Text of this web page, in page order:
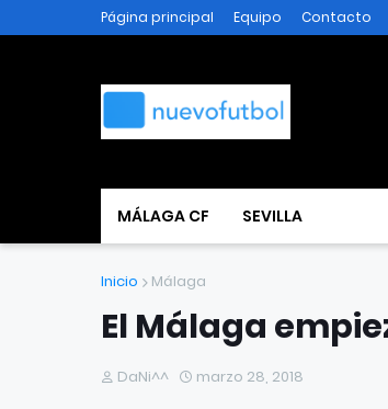
Página principal Equipo Contacto
MÁLAGA CF SEVILLA
Inicio Málaga
El Málaga
DaNi^^ marzo 28, 2018